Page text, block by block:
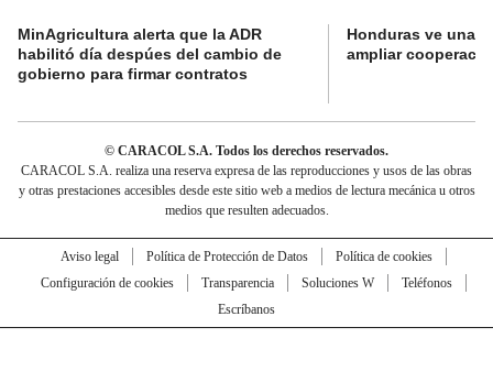
MinAgricultura alerta que la ADR
habilitó día despúes del cambio de
gobierno para firmar contratos
Honduras ve una
ampliar
© CARACOL S.A. Todos los derechos reservados.
CARACOL S.A. realiza una reserva expresa de las reproducciones y usos de las obras
y otras prestaciones accesibles desde este sitio web a medios de lectura mecánica u otros
medios que resulten adecuados.
Aviso legal Política de Protección de Datos
Política de cookies
Configuración de cookies
Transparencia Soluciones W
Teléfonos
Escríbanos